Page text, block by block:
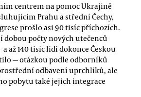
centrem na pomoc Ukrajině
Prahu a střední Čechy,
prošlo asi 90 tisíc příchozích.
dobou počty nových utečenců
až 140 tisíc lidí dokonce Českou
— otázkou podle odborníků
odbavení uprchlíků, ale
pobytu také jejich integrace